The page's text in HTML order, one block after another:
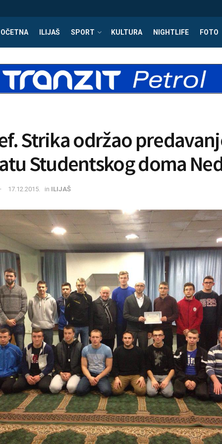
ILIJAŠ SPORT KULTURA NIGHTLIFE FOTO
Strika održao
Studentskog doma
17.12.2015. in ILIJAŠ